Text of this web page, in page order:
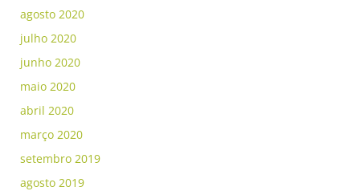
agosto 2020
julho 2020
junho 2020
maio 2020
abril 2020
março 2020
setembro 2019
agosto 2019